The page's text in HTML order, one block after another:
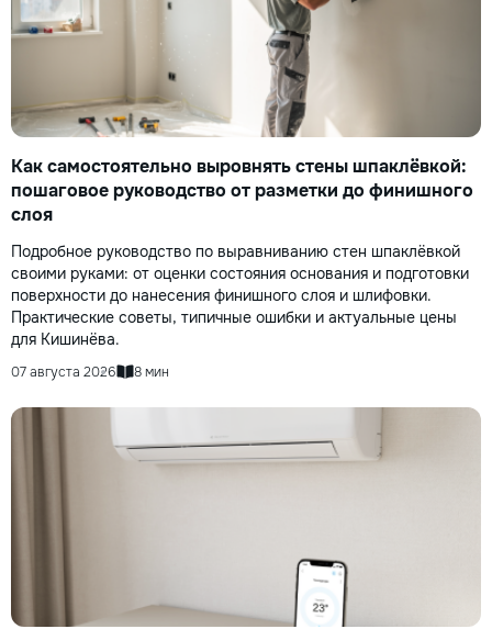
Как самостоятельно выровнять стены шпаклёвкой:
пошаговое руководство от разметки до финишного
слоя
Подробное руководство по выравниванию стен шпаклёвкой
своими руками: от оценки состояния основания и подготовки
поверхности до нанесения финишного слоя и шлифовки.
Практические советы, типичные ошибки и актуальные цены
для Кишинёва.
07 августа 2026 8 мин